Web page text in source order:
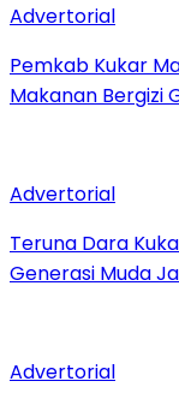
Advertorial
Pemkab Kukar
Makanan Bergizi
Advertorial
Teruna Dara
Generasi Muda
Advertorial